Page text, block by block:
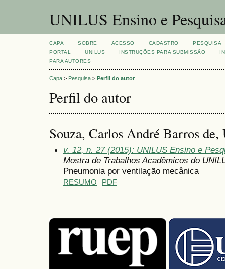
UNILUS Ensino e
CAPA SOBRE ACESSO CADASTRO
PESQUISA
PORTAL
UNILUS INSTRUÇÕES PARA SUBMISSÃO
PARA AUTORES
Capa > Pesquisa > Perfil do autor
Perfil do autor
Souza, Carlos André Barros de,
v. 12, n. 27 (2015): UNILUS Ensino e
Mostra de Trabalhos Acadêmicos do
Pneumonia por ventilação mecânica
RESUMO PDF